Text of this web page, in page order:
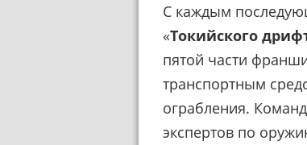
С каждым
«Токийского
пятой части
транспортным
ограбления.
экспертов по